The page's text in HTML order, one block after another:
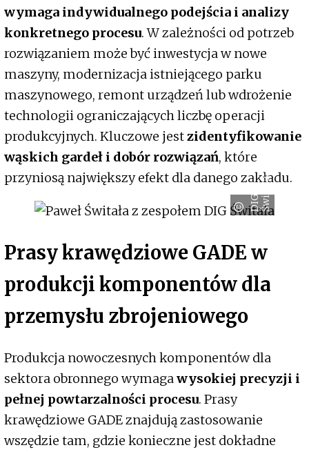
wymaga indywidualnego podejścia i analizy
konkretnego procesu. W zależności od potrzeb
rozwiązaniem może być inwestycja w nowe
maszyny, modernizacja istniejącego parku
maszynowego, remont urządzeń lub wdrożenie
technologii ograniczających liczbę operacji
produkcyjnych. Kluczowe jestzidentyfikowanie
wąskich gardeł i dobór rozwiązań, które
przyniosą największy efekt dla danego zakładu.
D
I
G
Ś
w
i
t
a
ła
Prasy krawędziowe GADE w
produkcji komponentów dla
przemysłu zbrojeniowego
Produkcja nowoczesnych komponentów dla
sektora obronnego wymagawysokiej precyzji i
pełnej powtarzalności procesu. Prasy
krawędziowe GADE znajdują zastosowanie
wszędzie tam, gdzie konieczne jest dokładne